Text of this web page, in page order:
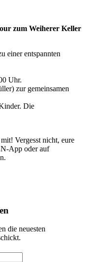
zum Weiherer Keller
einer entspannten
Uhr.
zur gemeinsamen
Die
Vergesst nicht, eure
App oder auf
die neuesten